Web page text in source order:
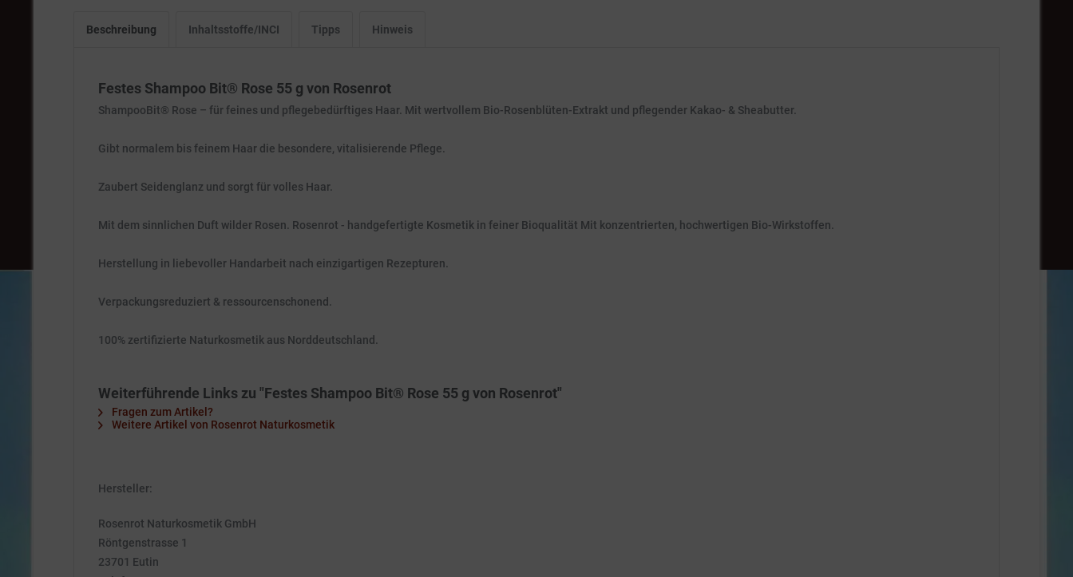
Beschreibung Inhaltsstoffe/INCI Tipps Hinweis
Festes Shampoo Bit® Rose 55 g von Rosenrot
ShampooBit® Rose – für feines und pflegebedürftiges Haar. Mit wertvollem Bio-Rosenblüten-Extrakt und pflegender Kakao- & Sheabutter.
Gibt normalem bis feinem Haar die besondere, vitalisierende Pflege.
Zaubert Seidenglanz und sorgt für volles Haar.
Mit dem sinnlichen Duft wilder Rosen. Rosenrot - handgefertigte Kosmetik in feiner Bioqualität Mit konzentrierten, hochwertigen Bio-Wirkstoffen.
Herstellung in liebevoller Handarbeit nach einzigartigen Rezepturen.
Verpackungsreduziert & ressourcenschonend.
100% zertifizierte Naturkosmetik aus Norddeutschland.
Weiterführende Links zu "Festes Shampoo Bit® Rose 55 g von Rosenrot"
Fragen zum Artikel?
Weitere Artikel von Rosenrot Naturkosmetik
Hersteller:
Rosenrot Naturkosmetik GmbH
Röntgenstrasse 1
23701 Eutin